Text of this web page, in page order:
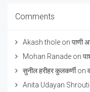
Comments
Akash thole on पाणी
Mohan Ranade on
सुनील हरीहर कुलकर्णीon
Anita Udayan Shrouti